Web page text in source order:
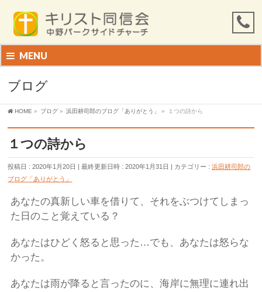
MENU
ブログ
HOME » ブログ » 浜田耕司郎のブログ「ありがとう」 » １つの詩から
１つの詩から
投稿日 : 2020年1月20日 最終更新日時 : 2020年1月31日 カテゴリー :浜田耕司郎の
ブログ「ありがとう」
あなたの真新しい車を借りて、それをぶつけてしまっ
た日のこと覚えている？
あなたはひどく怒ると思った…でも、あなたは怒らな
かった。
あなたは雨が降ると言ったのに、海岸に無理に連れ出